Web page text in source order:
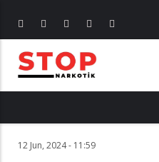
12 Jun, 2024 - 11:59